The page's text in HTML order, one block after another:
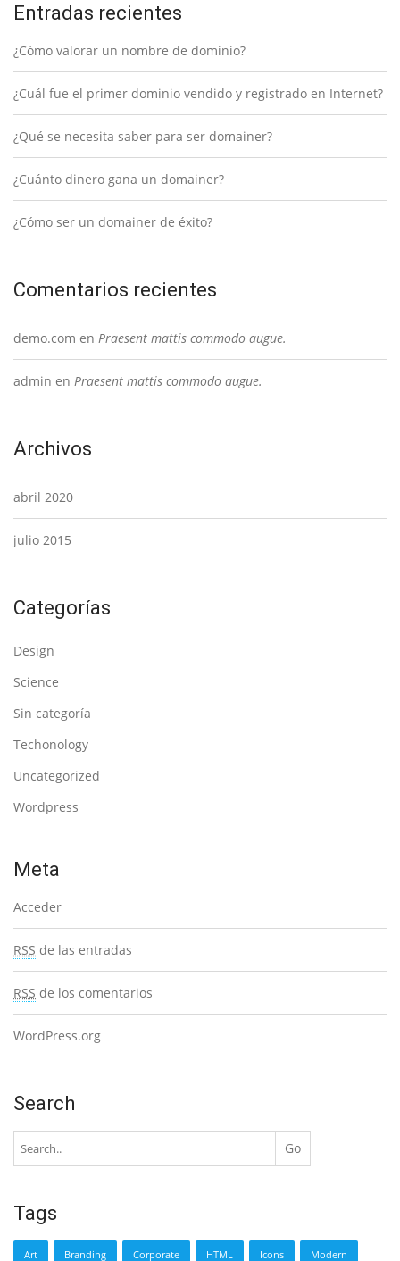
Entradas recientes
¿Cómo valorar un nombre de dominio?
¿Cuál fue el primer dominio vendido y registrado en Internet?
¿Qué se necesita saber para ser domainer?
¿Cuánto dinero gana un domainer?
¿Cómo ser un domainer de éxito?
Comentarios recientes
demo.com en Praesent mattis commodo augue.
admin en Praesent mattis commodo augue.
Archivos
abril 2020
julio 2015
Categorías
Design
Science
Sin categoría
Techonology
Uncategorized
Wordpress
Meta
Acceder
RSS de las entradas
RSS de los comentarios
WordPress.org
Search
Tags
Art Branding Corporate HTML Icons Modern